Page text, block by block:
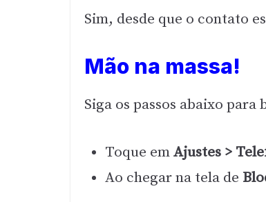
Sim, desde que o contato
Mão na massa!
Siga os passos abaixo
Toque emAjustes >
Ao chegar na tela de